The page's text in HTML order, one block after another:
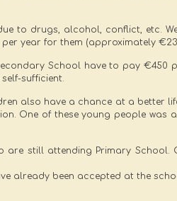
to drugs, alcohol, conflict, etc.
year for them (approximately
School have to pay €450
sufficient.
also have a chance at a better
One of these young people
still attending Primary School.
already been accepted at the